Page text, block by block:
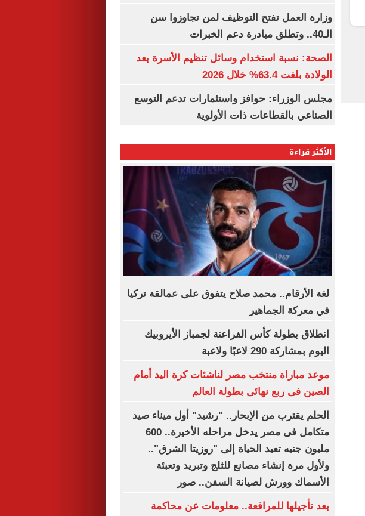
وزارة العمل تفتح التوظيف لمن تجاوزوا سن
الـ40.. وتطلق مبادرة دعم الخبرات
الصحة: نسبة استخدام وسائل تنظيم الأسرة بعد
الولادة بلغت 63.4% خلال 2026
مجلس الوزراء: حوافز واستثمارات تدعم التوسع
الصناعي بالقطاعات ذات الأولوية
الأكثر قراءة
لغة الأرقام.. محمد صلاح يتفوق على عمالقة تركيا
في معركة الجماهير
انطلاق بطولة كأس الفراعنة لجمباز الأيروبيك
اليوم بمشاركة 290 لاعبًا ولاعبة
موعد مباراة منتخب مصر لناشئات كرة اليد أمام
الصين فى ربع نهائى بطولة العالم
الحلم يقترب من الإبحار.. "رشيد" أول ميناء صيد
متكامل فى مصر يدخل مراحله الأخيرة.. 600
مليون جنيه تعيد الحياة إلى "روزيتا الشرق"..
ولأول مرة إنشاء مصانع للثلج وتبريد وتعبئة
الأسماك وورش لصيانة السفن.. صور
بعد تأجيلها للمرافعة.. معلومات عن محاكمة